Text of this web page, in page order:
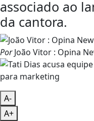
associado ao
da cantora.
PorJoão Vitor : Opina
A-
A+